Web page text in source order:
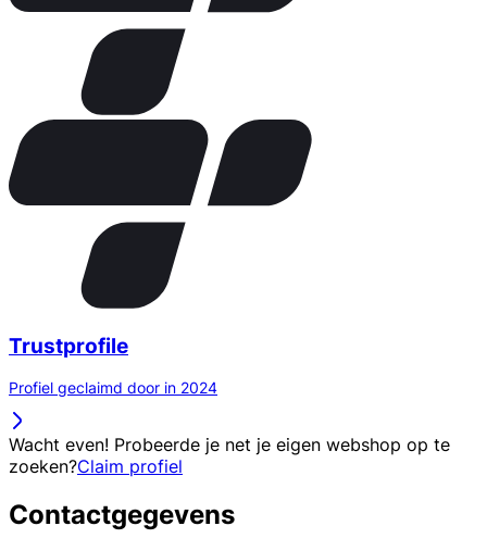
Trustprofile
Profiel geclaimd door in 2024
Wacht even! Probeerde je net je eigen webshop op te
zoeken?Claim profiel
Contactgegevens